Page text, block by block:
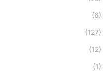
(6)
(127)
(12)
(1)